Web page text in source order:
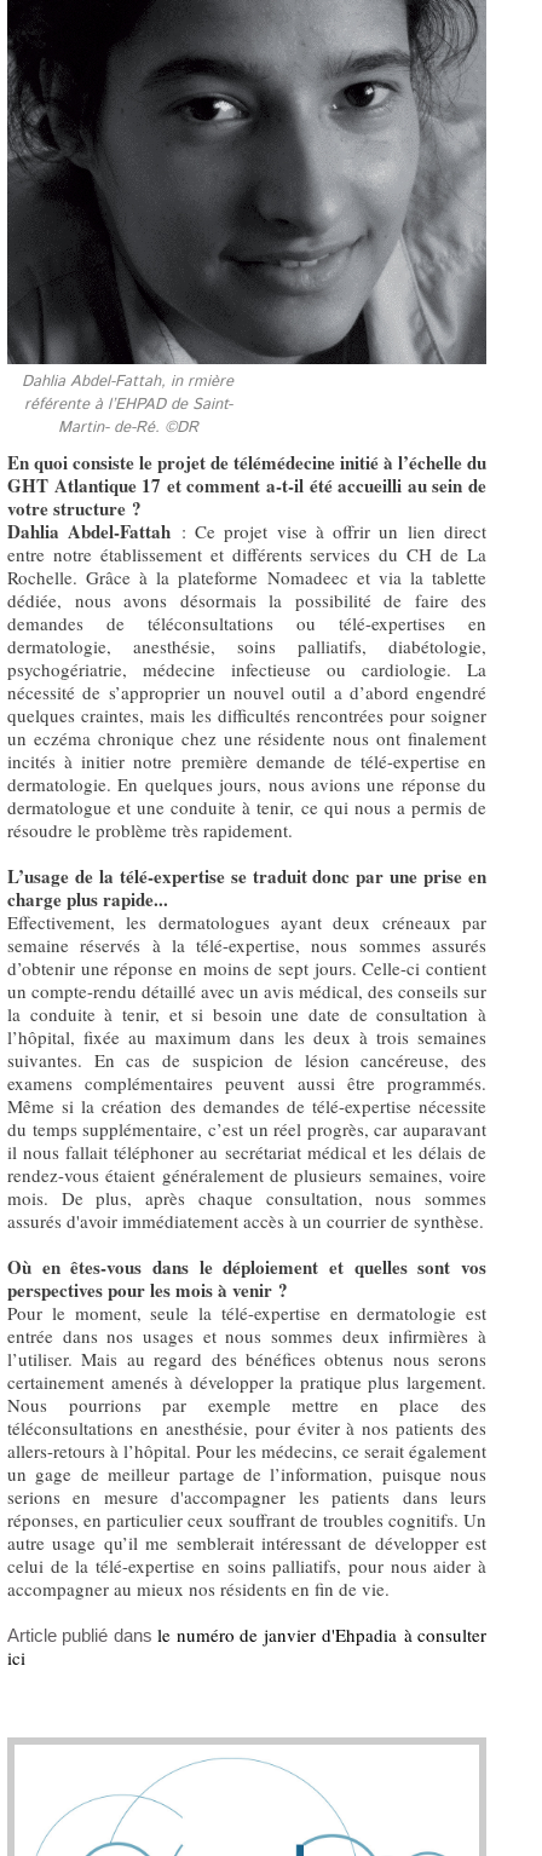
Dahlia Abdel-Fattah, in rmière
référente à l’EHPAD de Saint-
Martin- de-Ré. ©DR
En quoi consiste le projet de télémédecine initié à l’échelle du
GHT Atlantique 17 et comment a-t-il été accueilli au sein de
votre structure ?
Dahlia Abdel-Fattah : Ce projet vise à offrir un lien direct
entre notre établissement et différents services du CH de La
Rochelle. Grâce à la plateforme Nomadeec et via la tablette
dédiée, nous avons désormais la possibilité de faire des
demandes de téléconsultations ou télé-expertises en
dermatologie, anesthésie, soins palliatifs, diabétologie,
psychogériatrie, médecine infectieuse ou cardiologie. La
nécessité de s’approprier un nouvel outil a d’abord engendré
quelques craintes, mais les difficultés rencontrées pour soigner
un eczéma chronique chez une résidente nous ont finalement
incités à initier notre première demande de télé-expertise en
dermatologie. En quelques jours, nous avions une réponse du
dermatologue et une conduite à tenir, ce qui nous a permis de
résoudre le problème très rapidement.
L’usage de la télé-expertise se traduit donc par une prise en
charge plus rapide...
Effectivement, les dermatologues ayant deux créneaux par
semaine réservés à la télé-expertise, nous sommes assurés
d’obtenir une réponse en moins de sept jours. Celle-ci contient
un compte-rendu détaillé avec un avis médical, des conseils sur
la conduite à tenir, et si besoin une date de consultation à
l’hôpital, fixée au maximum dans les deux à trois semaines
suivantes. En cas de suspicion de lésion cancéreuse, des
examens complémentaires peuvent aussi être programmés.
Même si la création des demandes de télé-expertise nécessite
du temps supplémentaire, c’est un réel progrès, car auparavant
il nous fallait téléphoner au secrétariat médical et les délais de
rendez-vous étaient généralement de plusieurs semaines, voire
mois. De plus, après chaque consultation, nous sommes
assurés d'avoir immédiatement accès à un courrier de synthèse.
Où en êtes-vous dans le déploiement et quelles sont vos
perspectives pour les mois à venir ?
Pour le moment, seule la télé-expertise en dermatologie est
entrée dans nos usages et nous sommes deux infirmières à
l’utiliser. Mais au regard des bénéfices obtenus nous serons
certainement amenés à développer la pratique plus largement.
Nous pourrions par exemple mettre en place des
téléconsultations en anesthésie, pour éviter à nos patients des
allers-retours à l’hôpital. Pour les médecins, ce serait également
un gage de meilleur partage de l’information, puisque nous
serions en mesure d'accompagner les patients dans leurs
réponses, en particulier ceux souffrant de troubles cognitifs. Un
autre usage qu’il me semblerait intéressant de développer est
celui de la télé-expertise en soins palliatifs, pour nous aider à
accompagner au mieux nos résidents en fin de vie.
Article publié dansle numéro de janvier d'Ehpadia à consulter
ici